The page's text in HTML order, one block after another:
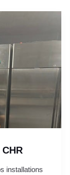
installations